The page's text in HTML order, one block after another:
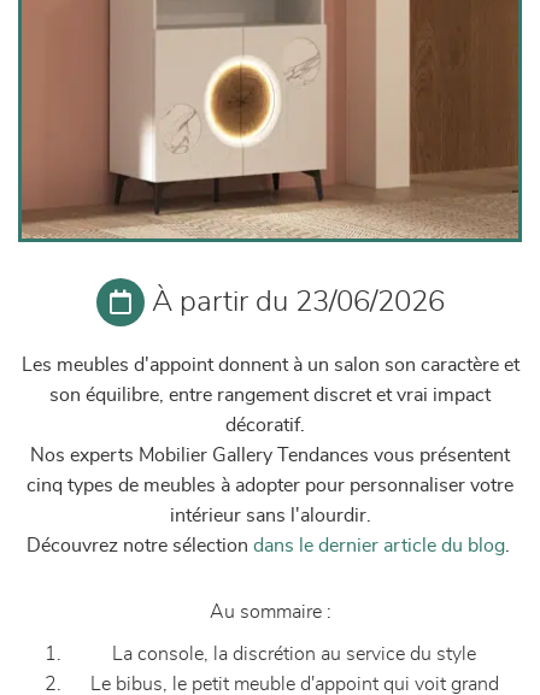
À partir du 23/06/2026
Les meubles d'appoint donnent à un salon son caractère et
son équilibre, entre rangement discret et vrai impact
décoratif.
Nos experts Mobilier Gallery Tendances vous présentent
cinq types de meubles à adopter pour personnaliser votre
intérieur sans l'alourdir.
Découvrez notre sélection dans le dernier article du blog.
Au sommaire :
La console, la discrétion au service du style
Le bibus, le petit meuble d'appoint qui voit grand